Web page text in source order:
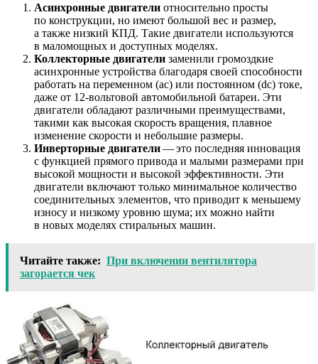
Асинхронные двигатели относительно просты
по конструкции, но имеют большой вес и размер,
а также низкий КПД. Такие двигатели используются
в маломощных и доступных моделях.
Коллекторные двигатели заменили громоздкие
асинхронные устройства благодаря своей способности
работать на переменном (ac) или постоянном (dc) токе,
даже от 12-вольтовой автомобильной батареи. Эти
двигатели обладают различными преимуществами,
такими как высокая скорость вращения, плавное
изменение скорости и небольшие размеры.
Инверторные двигатели— это последняя инновация
с функцией прямого привода и малыми размерами при
высокой мощности и высокой эффективности. Эти
двигатели включают только минимальное количество
соединительных элементов, что приводит к меньшему
износу и низкому уровню шума; их можно найти
в новых моделях стиральных машин.
Читайте также: При включении вентилятора
загорается чек